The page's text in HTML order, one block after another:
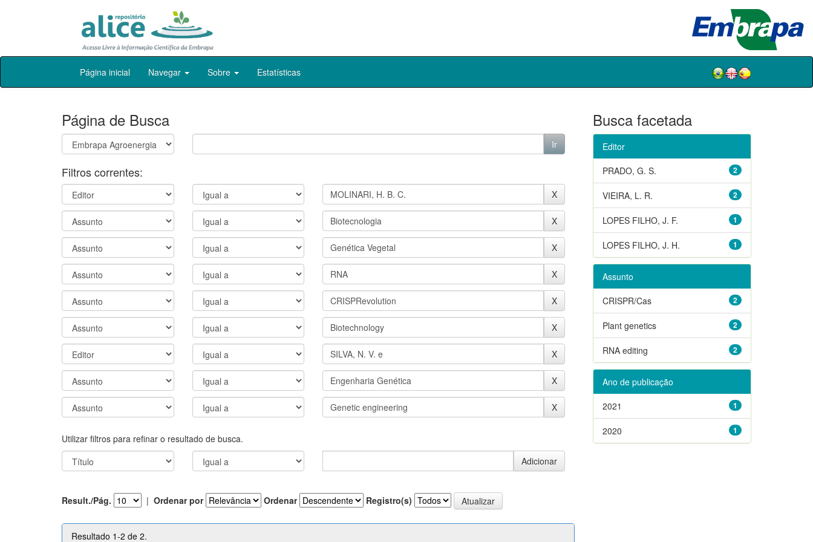
Skip
Página inicial Navegar Sobre Estatísticas
Página de Busca
Filtros correntes:
Utilizar filtros para refinar o resultado de busca.
Result./Pág. | Ordenar por Ordenar Registro(s)
Resultado 1-2 de 2.
Busca facetada
Editor
2
PRADO, G. S.
2
VIEIRA, L. R.
1
LOPES FILHO, J. F.
1
LOPES FILHO, J. H.
Assunto
2
CRISPR/Cas
2
Plant genetics
2
RNA editing
Ano de publicação
1
2021
1
2020